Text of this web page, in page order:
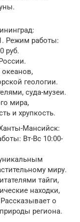
Режим работы:
руб.
геологии.
суда-музеи.
мира,
и хрупкость.
Мансийск:
Вт-Вс 10:00-
миру.
тайги,
находки,
о
региона.